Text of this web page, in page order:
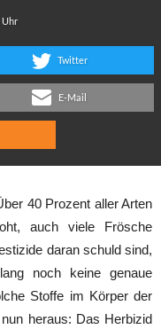
Twitter
E-Mail
40 Prozent aller Arten
auch viele Frösche
daran schuld sind,
noch keine genaue
Stoffe im Körper der
heraus: Das Herbizid